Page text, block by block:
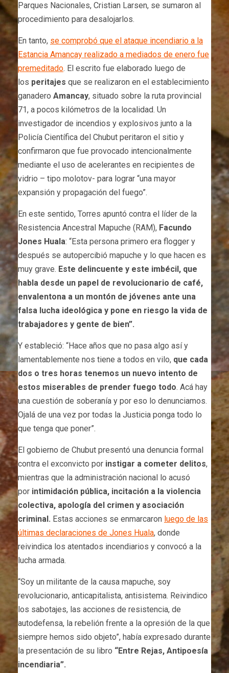
Parques Nacionales, Cristian Larsen, se sumaron al
procedimiento para desalojarlos.
En tanto, se comprobó que el ataque incendiario a la
Estancia Amancay realizado a mediados de enero fue
premeditado. El escrito fue elaborado luego de
los peritajes que se realizaron en el establecimiento
ganadero Amancay, situado sobre la ruta provincial
71, a pocos kilómetros de la localidad. Un
investigador de incendios y explosivos junto a la
Policía Científica del Chubut peritaron el sitio y
confirmaron que fue provocado intencionalmente
mediante el uso de acelerantes en recipientes de
vidrio – tipo molotov- para lograr “una mayor
expansión y propagación del fuego”.
En este sentido, Torres apuntó contra el líder de la
Resistencia Ancestral Mapuche (RAM), Facundo
Jones Huala: “Esta persona primero era flogger y
después se autopercibió mapuche y lo que hacen es
muy grave. Este delincuente y este imbécil, que
habla desde un papel de revolucionario de café,
envalentona a un montón de jóvenes ante una
falsa lucha ideológica y pone en riesgo la vida de
trabajadores y gente de bien”.
Y estableció: “Hace años que no pasa algo así y
lamentablemente nos tiene a todos en vilo, que cada
dos o tres horas tenemos un nuevo intento de
estos miserables de prender fuego todo. Acá hay
una cuestión de soberanía y por eso lo denunciamos.
Ojalá de una vez por todas la Justicia ponga todo lo
que tenga que poner”.
El gobierno de Chubut presentó una denuncia formal
contra el exconvicto por instigar a cometer delitos,
mientras que la administración nacional lo acusó
por intimidación pública, incitación a la violencia
colectiva, apología del crimen y asociación
criminal. Estas acciones se enmarcaron luego de las
últimas declaraciones de Jones Huala, donde
reivindica los atentados incendiarios y convocó a la
lucha armada.
“Soy un militante de la causa mapuche, soy
revolucionario, anticapitalista, antisistema. Reivindico
los sabotajes, las acciones de resistencia, de
autodefensa, la rebelión frente a la opresión de la que
siempre hemos sido objeto”, había expresado durante
la presentación de su libro “Entre Rejas, Antipoesía
incendiaria”.